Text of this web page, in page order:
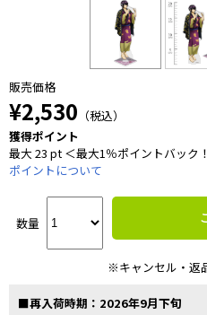
販売価格
¥2,530 （税込）
獲得ポイント
最大 23 pt ＜最大1％ポイントバック
ポイントについて
数量
※キャンセル・返
■再入荷時期：2026年9月下旬